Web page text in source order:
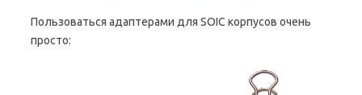
Пользоваться адаптерами для SOIC корпусов очень
просто: